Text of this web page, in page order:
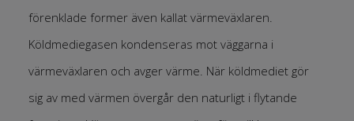
förenklade former även kallat värmeväxlaren.
Köldmediegasen kondenseras mot väggarna i
värmeväxlaren och avger värme. När köldmediet gör
sig av med värmen övergår den naturligt i flytande